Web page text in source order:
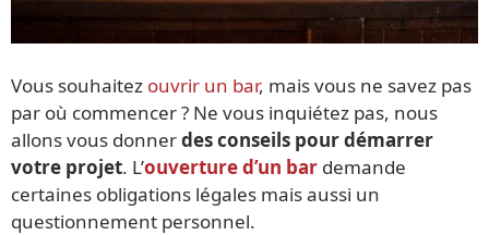
Vous souhaitez ouvrir un bar, mais vous ne savez pas
par où commencer ? Ne vous inquiétez pas, nous
allons vous donnerdes conseils pour démarrer
votre projet. L’ouverture d’un bar demande
certaines obligations légales mais aussi un
questionnement personnel.